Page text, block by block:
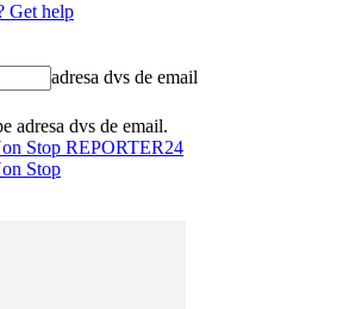
Get help
adresa dvs de email
adresa dvs de email.
REPORTER24